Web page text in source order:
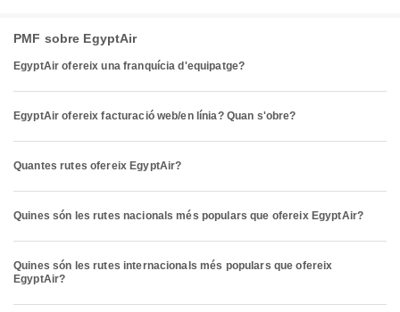
PMF sobre EgyptAir
EgyptAir ofereix una franquícia d'equipatge?
EgyptAir ofereix facturació web/en línia? Quan s'obre?
Quantes rutes ofereix EgyptAir?
Quines són les rutes nacionals més populars que ofereix EgyptAir?
Quines són les rutes internacionals més populars que ofereix
EgyptAir?